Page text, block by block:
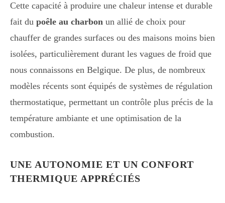
Cette capacité à produire une chaleur intense et durable
fait du poêle au charbon un allié de choix pour
chauffer de grandes surfaces ou des maisons moins bien
isolées, particulièrement durant les vagues de froid que
nous connaissons en Belgique. De plus, de nombreux
modèles récents sont équipés de systèmes de régulation
thermostatique, permettant un contrôle plus précis de la
température ambiante et une optimisation de la
combustion.
UNE AUTONOMIE ET UN CONFORT
THERMIQUE APPRÉCIÉS